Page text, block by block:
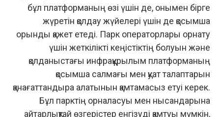
бұл платформаның өзі үшін де, онымен бірге
жүретін қолдау жүйелері үшін де қосымша
орынды қажет етеді. Парк операторлары орнату
үшін жеткілікті кеңістіктің болуын және
қолданыстағы инфрақұрылым платформаның
қосымша салмағы мен қуат талаптарын
қанағаттандыра алатынын қамтамасыз етуі керек.
Бұл парктің орналасуы мен нысандарына
айтарлықтай өзгерістер енгізуді қамтуы мүмкін,